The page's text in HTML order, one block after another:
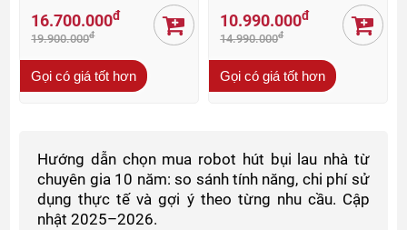
16.700.000đ
19.900.000đ
Gọi có giá tốt hơn
10.990.000đ
14.990.000đ
Gọi có giá tốt hơn
Hướng dẫn chọn mua robot hút bụi lau nhà từ
chuyên gia 10 năm: so sánh tính năng, chi phí sử
dụng thực tế và gợi ý theo từng nhu cầu. Cập
nhật 2025–2026.